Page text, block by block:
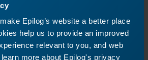
Epilog’s website a better place
help us to provide an improved
relevant to you, and web
more about Epilog's privacy